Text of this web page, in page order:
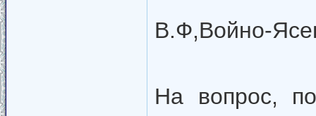
В.Ф,Войно-
На вопрос,